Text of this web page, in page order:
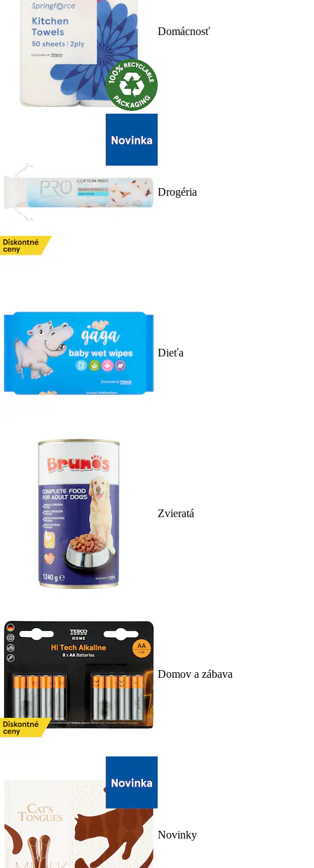
Domácnosť
Drogéria
Dieťa
Zvieratá
Domov a zábava
Novinky